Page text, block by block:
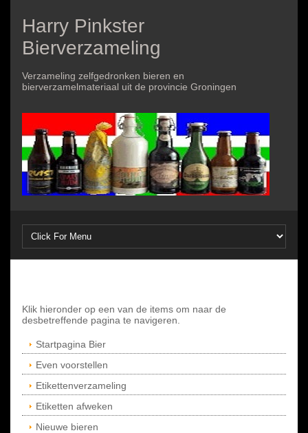
Harry Pinkster
Bierverzameling
Verzameling zelfgedronken bieren en
bierverzamelmateriaal uit de provincie Groningen
Klik hieronder op een van de items om naar de
desbetreffende pagina te navigeren.
Startpagina Bier
Even voorstellen
Etikettenverzameling
Etiketten afweken
Nieuwe bieren